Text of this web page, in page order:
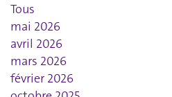
Tous
mai 2026
avril 2026
mars 2026
février 2026